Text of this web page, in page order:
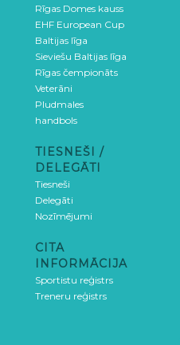
Rīgas Domes kauss
EHF European Cup
Baltijas līga
Sieviešu Baltijas līga
Rīgas čempionāts
Veterāni
Pludmales
handbols
TIESNEŠI /
DELEGĀTI
Tiesneši
Delegāti
Nozīmējumi
CITA
INFORMĀCIJA
Sportistu reģistrs
Treneru reģistrs